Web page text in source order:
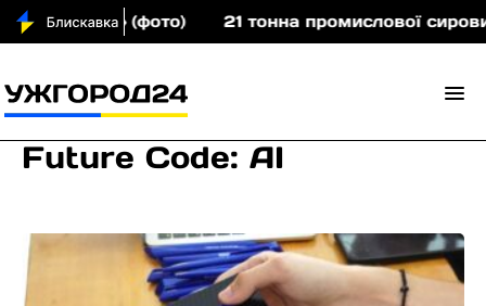
(фото) 21 тонна промислової сировини:
Future Code: AI